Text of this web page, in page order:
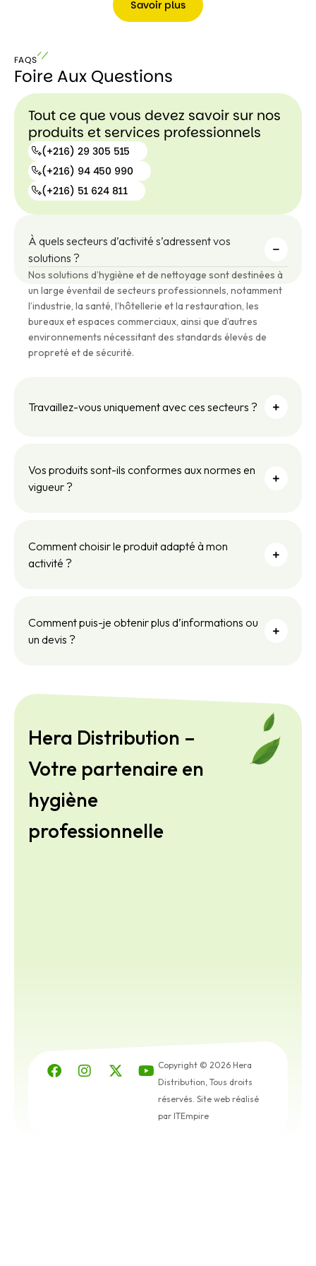
S
a
o
ir
p
l
u
s
Savoir plus
FAQS
Foire Aux Questions
Tout ce que vous devez savoir sur nos
produits et services professionnels
(+216) 29 305 515
(+216)
29 305
515
(+216) 94 450 990
94
450
(+216) 51 624 811
51 624
À quels secteurs d’activité s’adressent vos
solutions ?
Nos solutions d’hygiène et de nettoyage sont destinées à
un large éventail de secteurs professionnels, notamment
l’industrie, la santé, l’hôtellerie et la restauration, les
bureaux et espaces commerciaux, ainsi que d’autres
environnements nécessitant des standards élevés de
propreté et de sécurité.
Travaillez-vous uniquement avec ces secteurs ?
Vos produits sont-ils conformes aux normes en
vigueur ?
Comment choisir le produit adapté à mon
activité ?
Comment puis-je obtenir plus d’informations ou
un devis ?
Hera Distribution –
Votre partenaire en
hygiène
professionnelle
Copyright © 2026 Hera
Distribution, Tous droits
réservés. Site web réalisé
par ITEmpire